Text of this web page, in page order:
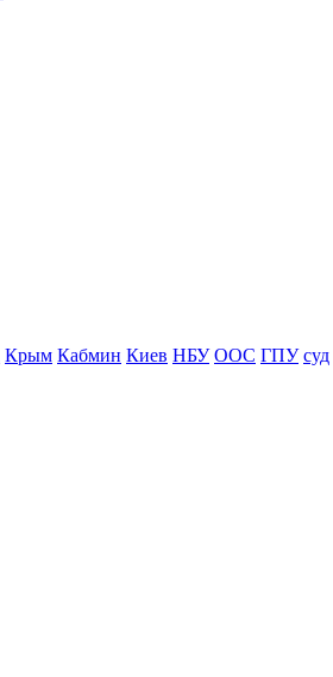
Крым Кабмин Киев НБУ ООС ГПУ суд